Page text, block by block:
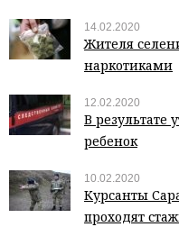
14.02.2020
Жителя
наркотиками
12.02.2020
В результате
ребенок
10.02.2020
Курсанты
проходят